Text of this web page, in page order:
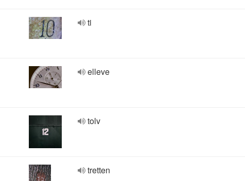
ti
elleve
tolv
tretten